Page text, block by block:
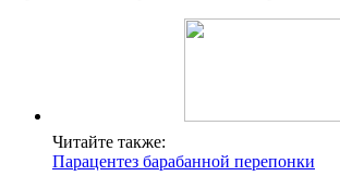
Читайте также:
Парацентез барабанной перепонки